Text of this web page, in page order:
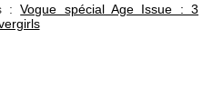
:Vogue spécial Age Issue : 3